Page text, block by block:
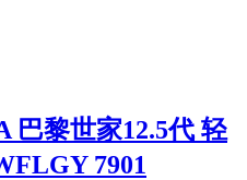
巴黎世家12.5代 轻
7901